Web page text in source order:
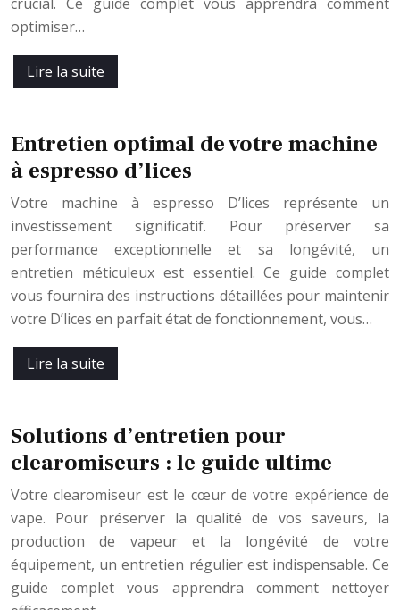
optimiser…
Lire la suite
Entretien optimal de votre machine
à espresso d’lices
Votre machine à espresso D’lices représente un
investissement significatif. Pour préserver sa
performance exceptionnelle et sa longévité, un
entretien méticuleux est essentiel. Ce guide complet
vous fournira des instructions détaillées pour maintenir
votre D’lices en parfait état de fonctionnement, vous…
Lire la suite
Solutions d’entretien pour
clearomiseurs : le guide ultime
Votre clearomiseur est le cœur de votre expérience de
vape. Pour préserver la qualité de vos saveurs, la
production de vapeur et la longévité de votre
équipement, un entretien régulier est indispensable. Ce
guide complet vous apprendra comment nettoyer